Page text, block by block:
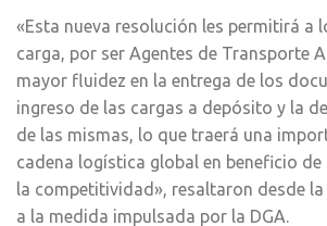
«Esta nueva resolución les permitirá a
carga, por ser Agentes de Transporte
mayor fluidez en la entrega de los
ingreso de las cargas a depósito y la
de las mismas, lo que traerá una
cadena logística global en beneficio
la competitividad», resaltaron desde
a la medida impulsada por la DGA.